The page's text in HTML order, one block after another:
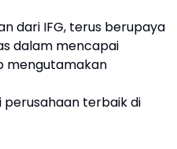
dari IFG, terus berupaya
dalam mencapai
mengutamakan
terbaik di